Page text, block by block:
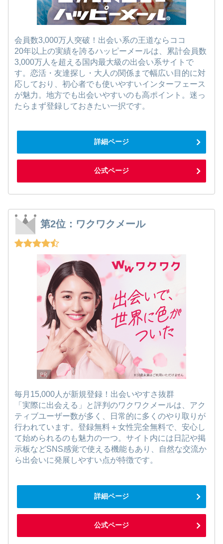
会員数3,000万人突破！出会い系の王道ならココ
20年以上の実績を誇るハッピーメールは、累計会員数
3,000万人を超える国内最大級の出会い系サイトで
す。恋活・友達探し・大人の関係まで幅広い目的に対
応しており、初心者でも使いやすいインターフェース
が魅力。地方でも出会いやすいのも高ポイント。迷っ
たらまず登録しておきたい一択です。
詳細ページ
公式ページ
第2位：ワクワクメール
毎月15,000人が新規登録！出会いやすさ抜群
「実際に出会える」と評判のワクワクメールは、アク
ティブユーザー数が多く、日常的に多くのやり取りが
行われています。登録無料＋女性完全無料で、安心し
て始められるのも魅力の一つ。サイト内には日記や掲
示板などSNS感覚で使える機能もあり、自然な交流か
ら出会いに発展しやすい点が特徴です。
詳細ページ
公式ページ